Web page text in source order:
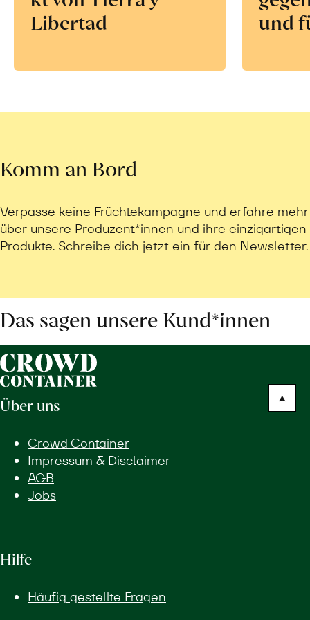
Libertad
und
Komm an Bord
Verpasse keine Früchtekampagne und erfahre mehr
über unsere Produzent*innen und ihre einzigartigen
Produkte. Schreibe dich jetzt ein für den Newsletter.
Das sagen unsere Kund*innen
Über uns
Crowd Container
Impressum & Disclaimer
AGB
Jobs
Hilfe
Häufig gestellte Fragen